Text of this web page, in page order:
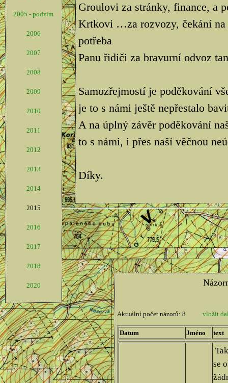
2005 - podzim
2006
2007
2008
2009
2010
2011
2012
2013
2014
2015
2016
2017
2018
2020
Groulovi za stránky, finance, a
Krtkovi …za rozvozy, čekání na
potřeba
Panu řidiči za bravurní odvoz
Samozřejmostí je poděkování
je to s námi ještě nepřestalo
A na úplný závěr poděkování
to s námi, i přes naší věčnou
Díky.